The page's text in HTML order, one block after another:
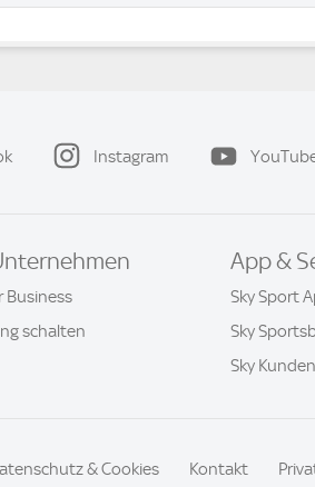
Instagram
Business
schalten
App &
Sky Sport
Sky
Sky
& Cookies Kontakt